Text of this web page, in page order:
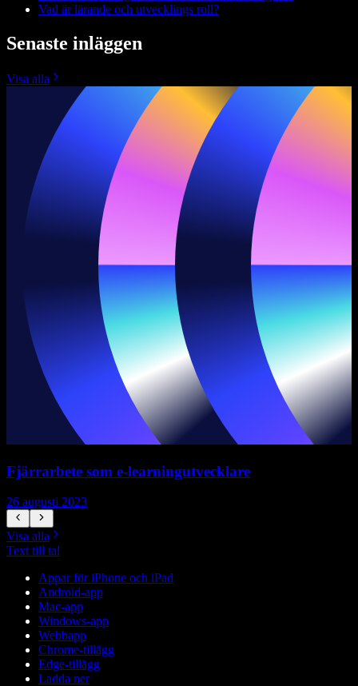
Vad är lärande och utvecklings roll?
Senaste inläggen
Visa alla
Fjärrarbete som e-learningutvecklare
26 augusti 2023
Visa alla
Text till tal
Appar för iPhone och iPad
Android-app
Mac-app
Windows-app
Webbapp
Chrome-tillägg
Edge-tillägg
Ladda ner